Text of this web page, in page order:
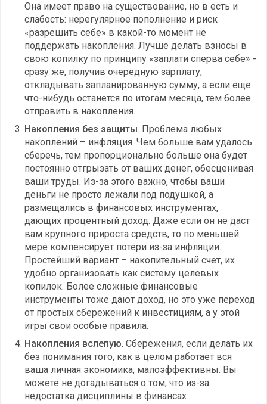
Она имеет право на существование, но в есть и
слабость: нерегулярное пополнение и риск
«разрешить себе» в какой-то момент не
поддержать накопления. Лучше делать взносы в
свою копилку по принципу «заплати сперва себе» -
сразу же, получив очередную зарплату,
откладывать запланированную сумму, а если еще
что-нибудь останется по итогам месяца, тем более
отправить в накопления.
Накопления без защиты. Проблема любых
накоплений – инфляция. Чем больше вам удалось
сберечь, тем пропорционально больше она будет
постоянно отгрызать от ваших денег, обесценивая
ваши труды. Из-за этого важно, чтобы ваши
деньги не просто лежали под подушкой, а
размещались в финансовых инструментах,
дающих процентный доход. Даже если он не даст
вам крупного прироста средств, то по меньшей
мере компенсирует потери из-за инфляции.
Простейший вариант – накопительный счет, их
удобно организовать как систему целевых
копилок. Более сложные финансовые
инструменты тоже дают доход, но это уже переход
от простых сбережений к инвестициям, а у этой
игры свои особые правила.
Накопления вслепую. Сбережения, если делать их
без понимания того, как в целом работает вся
ваша личная экономика, малоэффективны. Вы
можете не догадываться о том, что из-за
недостатка дисциплины в финансах